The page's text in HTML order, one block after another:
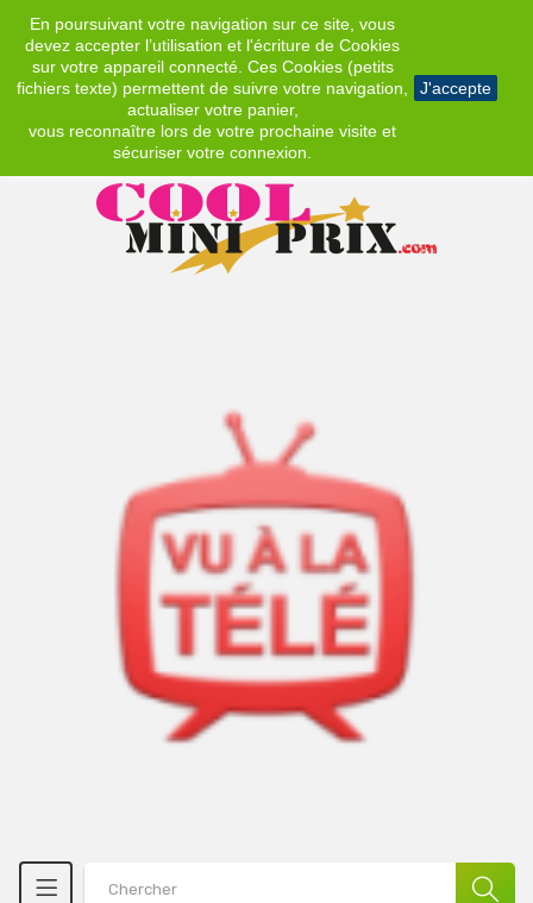
En poursuivant votre navigation sur ce site, vous
devez accepter l’utilisation et l'écriture de Cookies
sur votre appareil connecté. Ces Cookies (petits
fichiers texte) permettent de suivre votre navigation,
actualiser votre panier,
vous reconnaître lors de votre prochaine visite et
sécuriser votre connexion.
J'accepte
EUR